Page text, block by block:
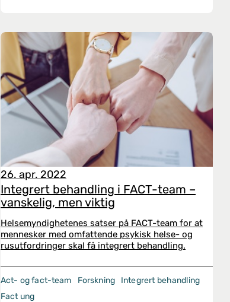
26. apr. 2022
Integrert behandling i FACT-team –
vanskelig, men viktig
Helsemyndighetenes satser på FACT-team for at
mennesker med omfattende psykisk helse- og
rusutfordringer skal få integrert behandling.
Act- og fact-team Forskning
Integrert behandling
Fact ung